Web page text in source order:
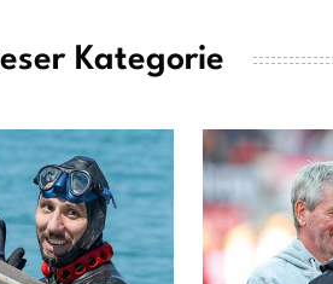
Kategorie